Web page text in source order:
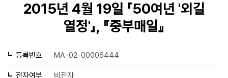
2015년 4월 19일 「50여년 '외길
열정'」, 『중부매일』
등록번호 MA-02-00006444
전자여부 비전자